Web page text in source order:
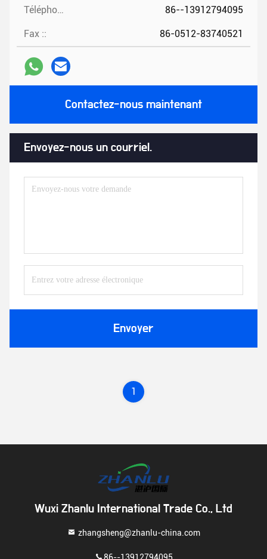
Téléphone :: 86--13912794095
Fax :: 86-0512-83740521
Contactez-nous maintenant
Envoyez-nous un courriel.
Envoyer
1
Wuxi Zhanlu International Trade Co., Ltd
zhangsheng@zhanlu-china.com
86--13912794095